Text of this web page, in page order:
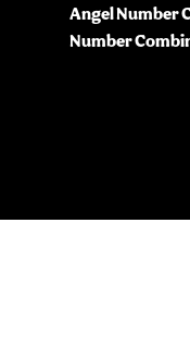
Angel Number
Number